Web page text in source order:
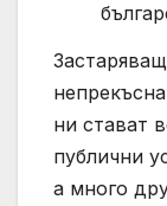
ни стават
публични
а много